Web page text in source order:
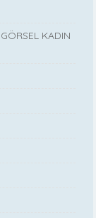
KADIN